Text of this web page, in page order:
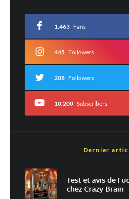
*
Commentaire*
E-mail*
1.463 Fans
445 Followers
208 Followers
10.200 Subscribers
Dernier
Test et avis de
chez Crazy Brain